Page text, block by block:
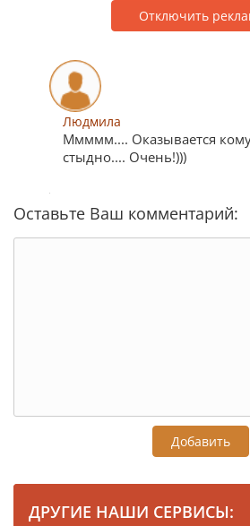
Отключить
Людмила
Ммммм.... Оказывается кому
стыдно.... Очень!)))
Оставьте Ваш комментарий:
Добавить
ДРУГИЕ НАШИ СЕРВИСЫ: